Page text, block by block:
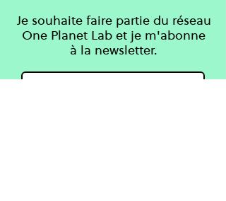
Je souhaite faire partie du réseau
One Planet Lab et je m'abonne
à la newsletter.